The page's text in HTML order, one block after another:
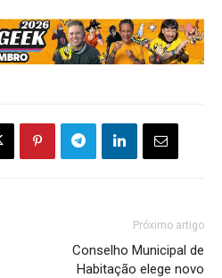
Próximo artigo
Conselho Municipal de
Habitação elege novo